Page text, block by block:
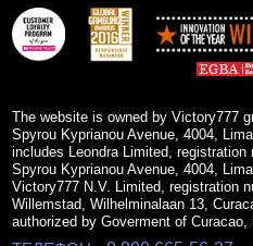
15012 ₽
loto***
Rings Of Fortune
The website is owned by Victory777
Spyrou Kyprianou Avenue, 4004,
includes Leondra Limited, registration
Spyrou Kyprianou Avenue, 4004,
Victory777 N.V. Limited, registration
Willemstad, Wilhelminalaan 13,
authorized by Goverment of